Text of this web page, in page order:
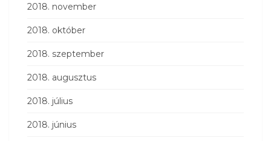
2018. november
2018. október
2018. szeptember
2018. augusztus
2018. július
2018. június